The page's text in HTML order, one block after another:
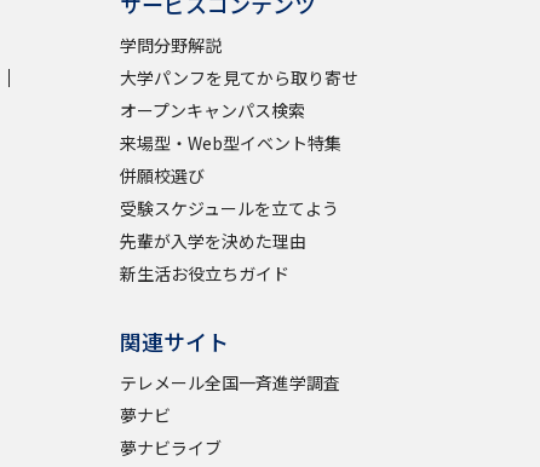
学問分野解説
大学パンフを見てから取り寄せ
オープンキャンパス検索
来場型・Web型イベント特集
併願校選び
受験スケジュールを立てよう
先輩が入学を決めた理由
新生活お役立ちガイド
関連サイト
テレメール全国一斉進学調査
夢ナビ
夢ナビライブ